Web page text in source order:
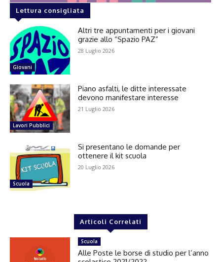
Lettura consigliata
Giovani
Altri tre appuntamenti per i giovani
grazie allo “Spazio PAZ”
28 Luglio 2026
Lavori Pubblici
Piano asfalti, le ditte interessate
devono manifestare interesse
21 Luglio 2026
Scuola
Si presentano le domande per
ottenere il kit scuola
20 Luglio 2026
Articoli Correlati
Scuola
Alle Poste le borse di studio per l’anno